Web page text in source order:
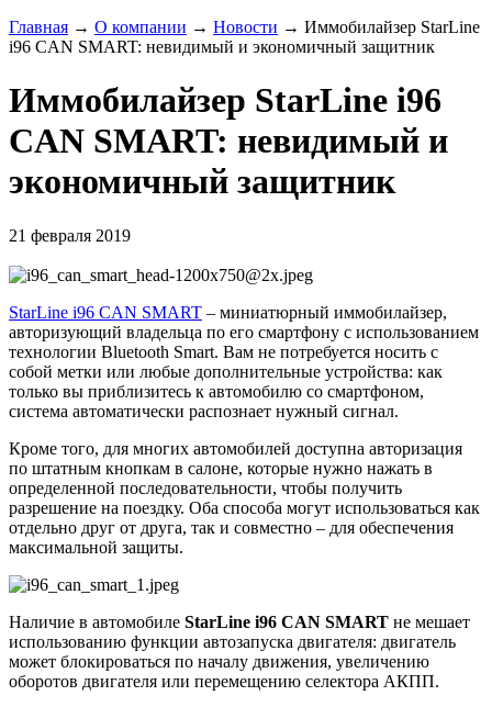
Главная → О компании → Новости → Иммобилайзер StarLine
i96 CAN SMART: невидимый и экономичный защитник
Иммобилайзер StarLine i96
CAN SMART: невидимый и
экономичный защитник
21 февраля 2019
StarLine i96 CAN SMART – миниатюрный иммобилайзер,
авторизующий владельца по его смартфону с использованием
технологии Bluetooth Smart. Вам не потребуется носить с
собой метки или любые дополнительные устройства: как
только вы приблизитесь к автомобилю со смартфоном,
система автоматически распознает нужный сигнал.
Кроме того, для многих автомобилей доступна авторизация
по штатным кнопкам в салоне, которые нужно нажать в
определенной последовательности, чтобы получить
разрешение на поездку. Оба способа могут использоваться как
отдельно друг от друга, так и совместно – для обеспечения
максимальной защиты.
Наличие в автомобиле StarLine i96 CAN SMART не мешает
использованию функции автозапуска двигателя: двигатель
может блокироваться по началу движения, увеличению
оборотов двигателя или перемещению селектора АКПП.